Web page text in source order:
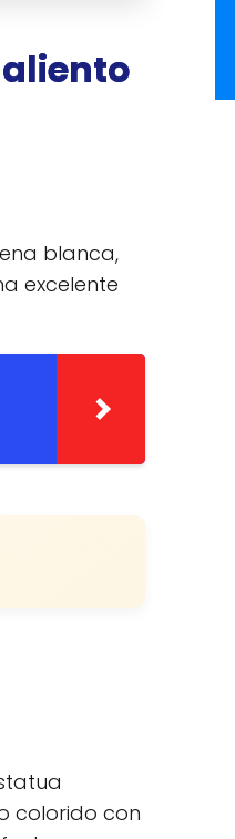
blanca,
excelente
colorido con